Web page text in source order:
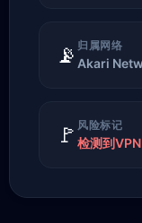
📡 归属网络
Akari
🚩 风险标记
检测到VPN